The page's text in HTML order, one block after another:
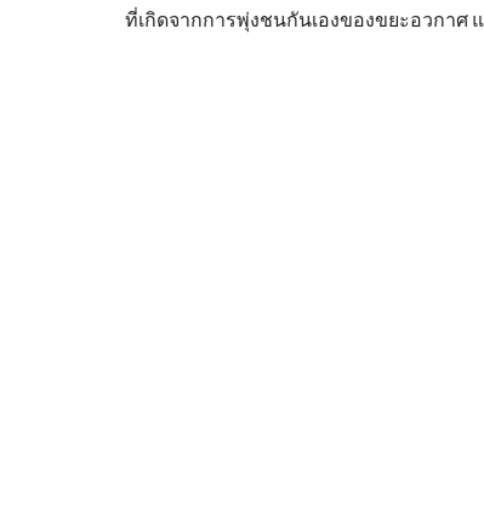
ที่เกิดจากการพุ่งชนกันเองของขยะอวกาศ